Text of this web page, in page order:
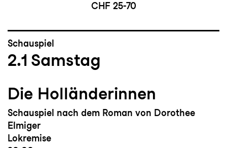
CHF 25-70
Schauspiel
2.1 Samstag
Die Holländerinnen
Schauspiel nach dem Roman von Dorothee
Elmiger
Lokremise